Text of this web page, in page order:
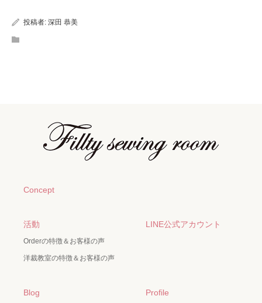
投稿者: 深田 恭美
Concept
活動
Orderの特徴＆お客様の声
洋裁教室の特徴＆お客様の声
LINE公式アカウント
Blog Profile